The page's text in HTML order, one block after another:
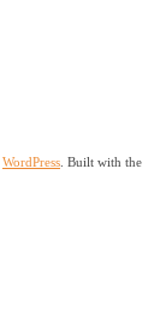
WordPress . Built with the